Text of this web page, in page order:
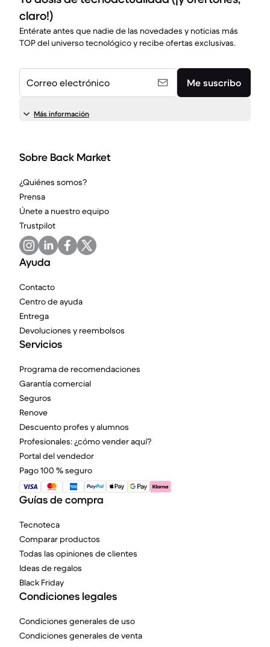
claro!)
Entérate antes que nadie de las novedades y noticias más
TOP del universo tecnológico y recibe ofertas exclusivas.
Correo electrónico Me suscribo
Más información
Sobre Back Market
¿Quiénes somos?
Prensa
Únete a nuestro equipo
Trustpilot
Ayuda
Contacto
Centro de ayuda
Entrega
Devoluciones y reembolsos
Servicios
Programa de recomendaciones
Garantía comercial
Seguros
Renove
Descuento profes y alumnos
Profesionales: ¿cómo vender aquí?
Portal del vendedor
Pago 100 % seguro
Guías de compra
Tecnoteca
Comparar productos
Todas las opiniones de clientes
Ideas de regalos
Black Friday
Condiciones legales
Condiciones generales de uso
Condiciones generales de venta